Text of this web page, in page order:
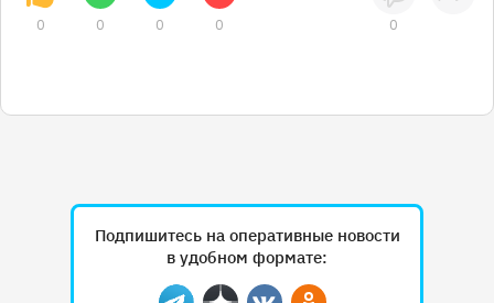
0 0 0 0 0
Подпишитесь на оперативные новости
в удобном формате: